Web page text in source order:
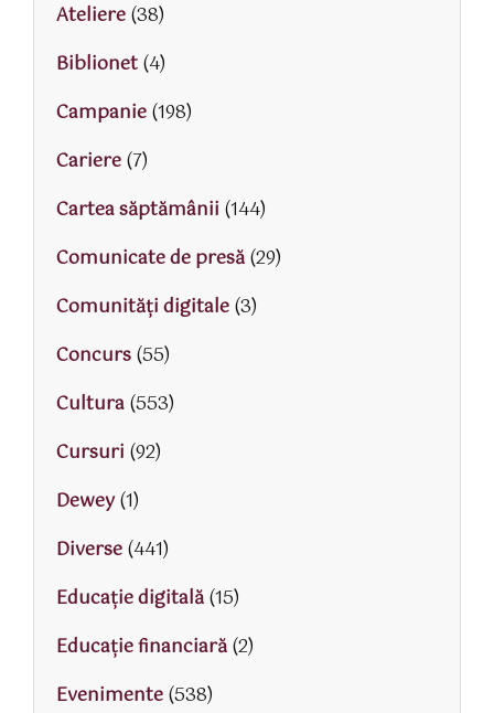
Ateliere(38)
Biblionet(4)
Campanie(198)
Cariere(7)
Cartea săptămânii (144)
Comunicate de presă(29)
Comunități digitale(3)
Concurs(55)
Cultura(553)
Cursuri (92)
Dewey(1)
Diverse(441)
Educaţie digitală(15)
Educaţie financiară(2)
Evenimente(538)